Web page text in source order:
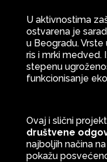
U aktivnostima
ostvarena je
u Beogradu. Vrste
ris i mrki medved.
stepenu
funkcionisanje
Ovaj i slični
društvene
najboljih načina
pokažu